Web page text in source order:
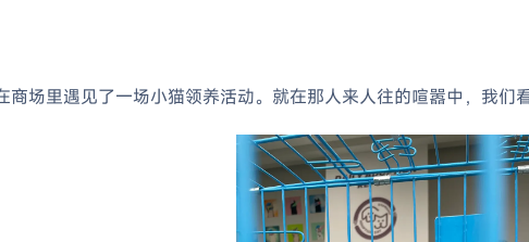
商场里遇见了一场小猫领养活动。就在那人来人往的喧嚣中，我